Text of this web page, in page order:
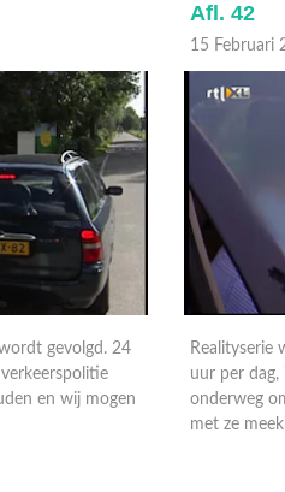
gevolgd. 24
en wij mogen
Afl. 42
15 Februari
Realityserie
uur per dag,
onderweg
met ze